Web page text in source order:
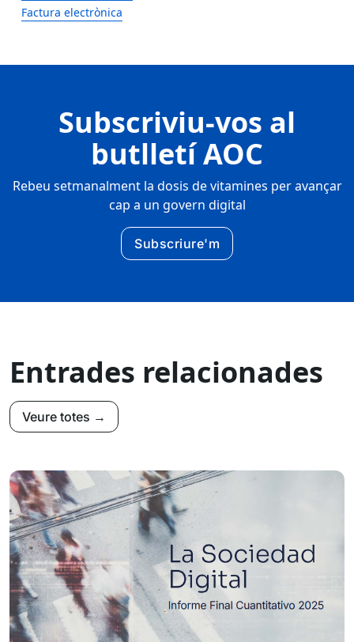
Factura electrònica
Subscriviu-vos al
butlletí AOC
Rebeu setmanalment la dosis de vitamines per avançar
cap a un govern digital
Subscriure'm
Entrades relacionades
Veure totes →